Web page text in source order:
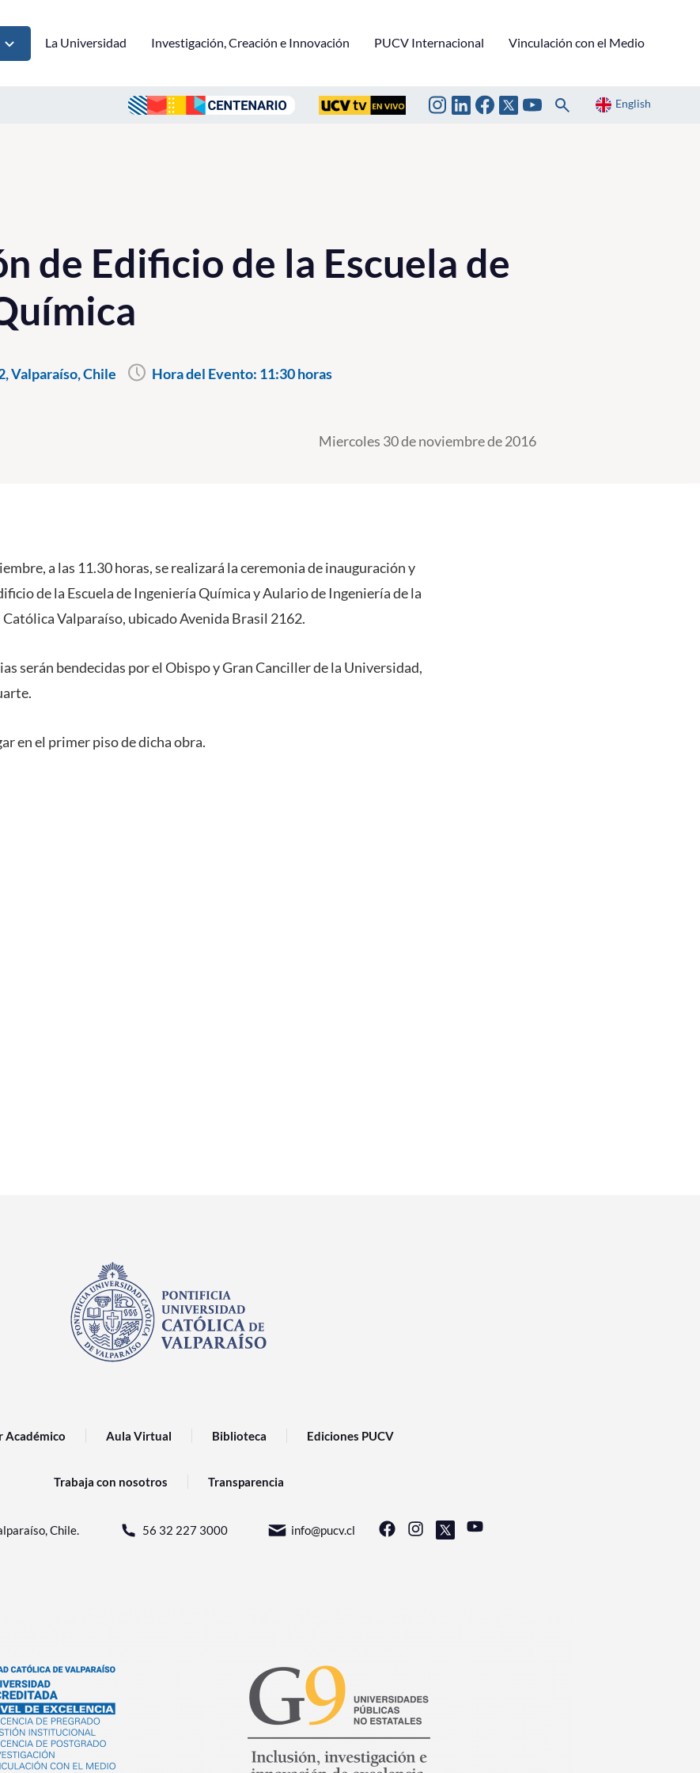
La Universidad Investigación, Creación e Innovación PUCV Internacional Vinculación con el Medio
English
de Edificio de la Escuela de
Valparaíso, Chile Hora del Evento: 11:30 horas
Miercoles 30 de noviembre de 2016
a las 11.30 horas, se realizará la ceremonia de inauguración y
de la Escuela de Ingeniería Química y Aulario de Ingeniería de la
Valparaíso, ubicado Avenida Brasil 2162.
serán bendecidas por el Obispo y Gran Canciller de la Universidad,
en el primer piso de dicha obra.
Académico Aula Virtual Biblioteca Ediciones PUCV
Trabaja con nosotros Transparencia
Chile. 56 32 227 3000 info@pucv.cl